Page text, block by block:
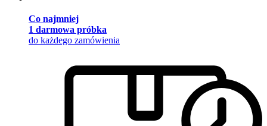
Co najmniej
1 darmowa próbka
do każdego zamówienia